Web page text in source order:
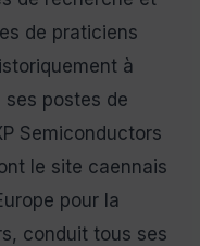
de praticiens
à
postes de
Semiconductors
le site caennais
pour la
conduit tous ses